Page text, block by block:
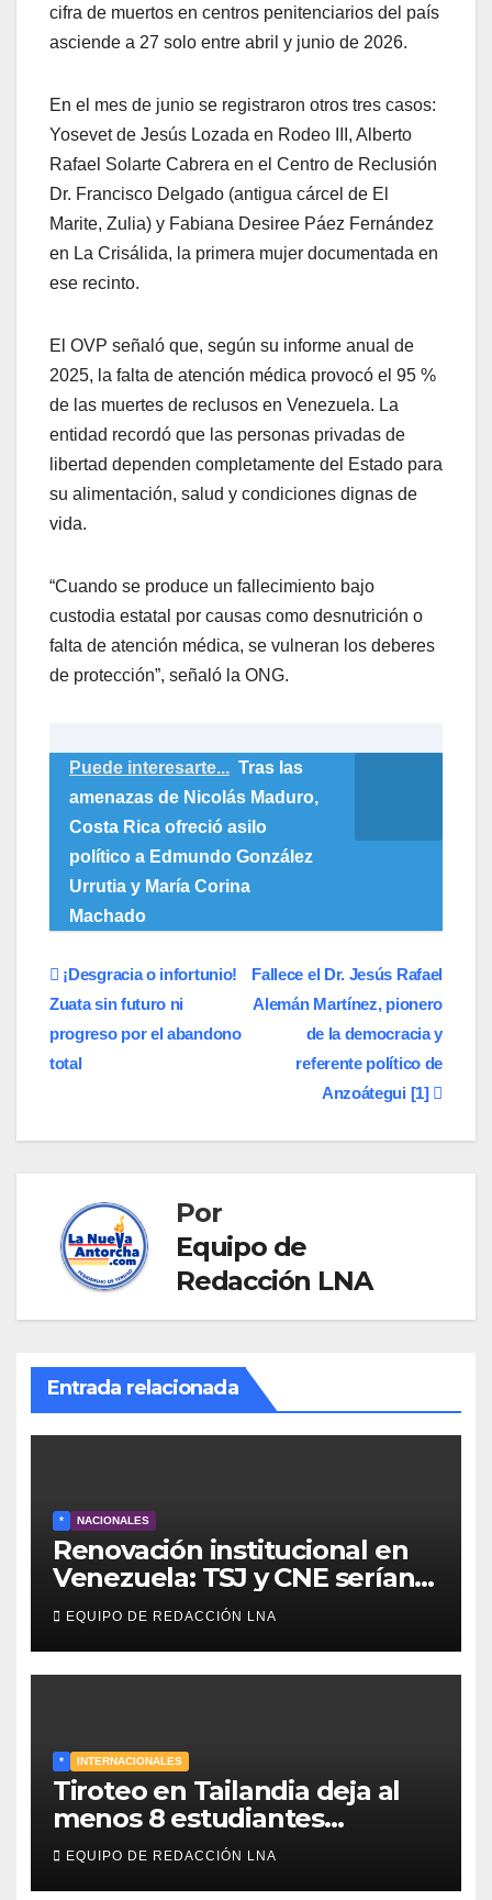
cifra de muertos en centros penitenciarios del país
asciende a 27 solo entre abril y junio de 2026.
En el mes de junio se registraron otros tres casos:
Yosevet de Jesús Lozada en Rodeo III, Alberto
Rafael Solarte Cabrera en el Centro de Reclusión
Dr. Francisco Delgado (antigua cárcel de El
Marite, Zulia) y Fabiana Desiree Páez Fernández
en La Crisálida, la primera mujer documentada en
ese recinto.
El OVP señaló que, según su informe anual de
2025, la falta de atención médica provocó el 95 %
de las muertes de reclusos en Venezuela. La
entidad recordó que las personas privadas de
libertad dependen completamente del Estado para
su alimentación, salud y condiciones dignas de
vida.
“Cuando se produce un fallecimiento bajo
custodia estatal por causas como desnutrición o
falta de atención médica, se vulneran los deberes
de protección”, señaló la ONG.
Puede interesarte... Tras las
amenazas de Nicolás Maduro,
Costa Rica ofreció asilo
político a Edmundo González
Urrutia y María Corina
Machado
Navegación
de
entradas
Fallece el Dr. Jesús Rafael
Alemán Martínez, pionero
de la democracia y
referente político de
Anzoátegui [1]
​¡Desgracia o infortunio!
Zuata sin futuro ni
progreso por el abandono
total
Por
Equipo de
Redacción LNA
Entrada relacionada
* NACIONALES
Renovación institucional en
Venezuela: TSJ y CNE serían
designados a finales de 2026
EQUIPO DE REDACCIÓN LNA
* INTERNACIONALES
Tiroteo en Tailandia deja al
menos 8 estudiantes
muertos y 30 heridos
EQUIPO DE REDACCIÓN LNA